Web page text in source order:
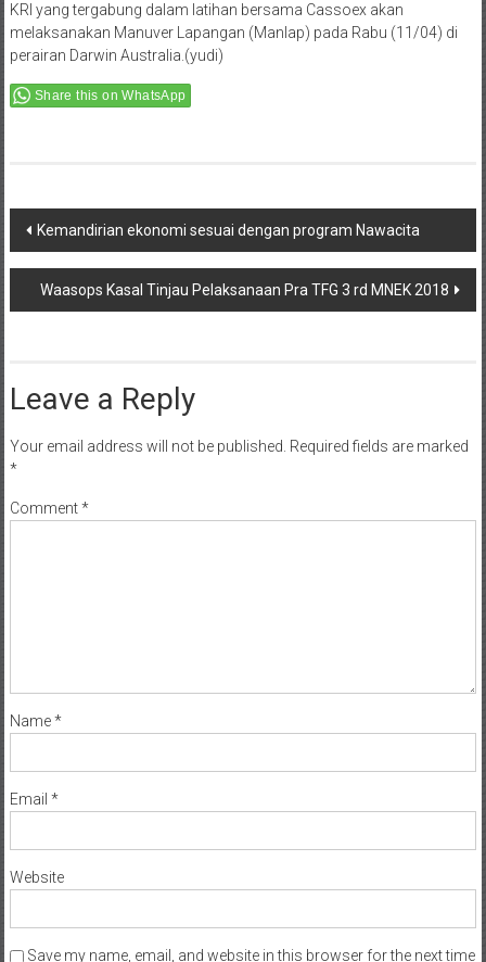
KRI yang tergabung dalam latihan bersama Cassoex akan
melaksanakan Manuver Lapangan (Manlap) pada Rabu (11/04) di
perairan Darwin Australia.(yudi)
Share this on WhatsApp
Post
navigation
Kemandirian ekonomi sesuai dengan program Nawacita
Waasops Kasal Tinjau Pelaksanaan Pra TFG 3 rd MNEK 2018
Leave a Reply
Your email address will not be published. Required fields are marked
*
Comment*
Name*
Email *
Website
Save my name, email, and website in this browser for the next time